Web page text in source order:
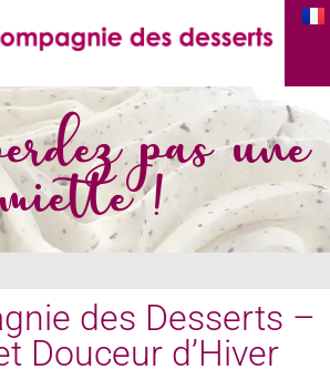
pas une
miette !
des Desserts –
Douceur d’Hiver